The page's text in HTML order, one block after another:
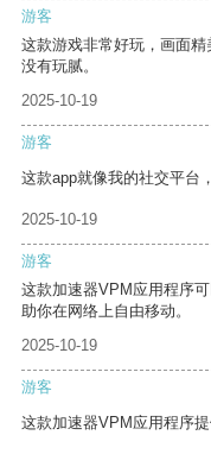
游客
这款游戏非常好玩，画面
没有玩腻。
2025-10-19
游客
这款app就像我的社交平台
2025-10-19
游客
这款加速器VPM应用程序
助你在网络上自由移动。
2025-10-19
游客
这款加速器VPM应用程序